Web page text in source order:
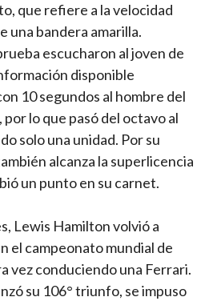
que refiere a la velocidad
una bandera amarilla.
escucharon al joven de
disponible
10 segundos al hombre del
lo que pasó del octavo al
solo una unidad. Por su
alcanza la superlicencia
un punto en su carnet.
Lewis Hamilton volvió a
el campeonato mundial de
vez conduciendo una Ferrari.
su 106° triunfo, se impuso